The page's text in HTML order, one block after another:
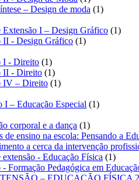
produto
– Design de moda 11
I – Design Gráfico 11
II - Design Gráfico 11
I - Direito 11
produto
II - Direito 11
produto
IV – Direito 11
I – Educação Especial 11
corporal e a dança 11
produto
ensino na escola: Pensando a
a cerca da intervenção
- Educação Física 11
Formação Pedagógica em